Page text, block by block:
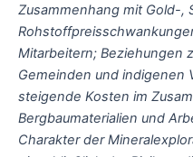
Zusammenhang mit Gold-,
Mitarbeitern; Beziehungen
Gemeinden und indigenen
steigende Kosten im
Bergbaumaterialien und
Charakter der